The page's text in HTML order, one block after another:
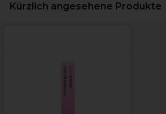
Kürzlich angesehene Produkte